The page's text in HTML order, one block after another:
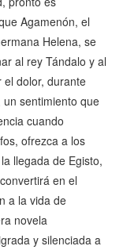
Agamenón, el
Helena, se
al rey Tándalo y al
dolor, durante
sentimiento que
cuando
ofrezca a los
llegada de Egisto,
en el
a la vida de
novela
y silenciada a